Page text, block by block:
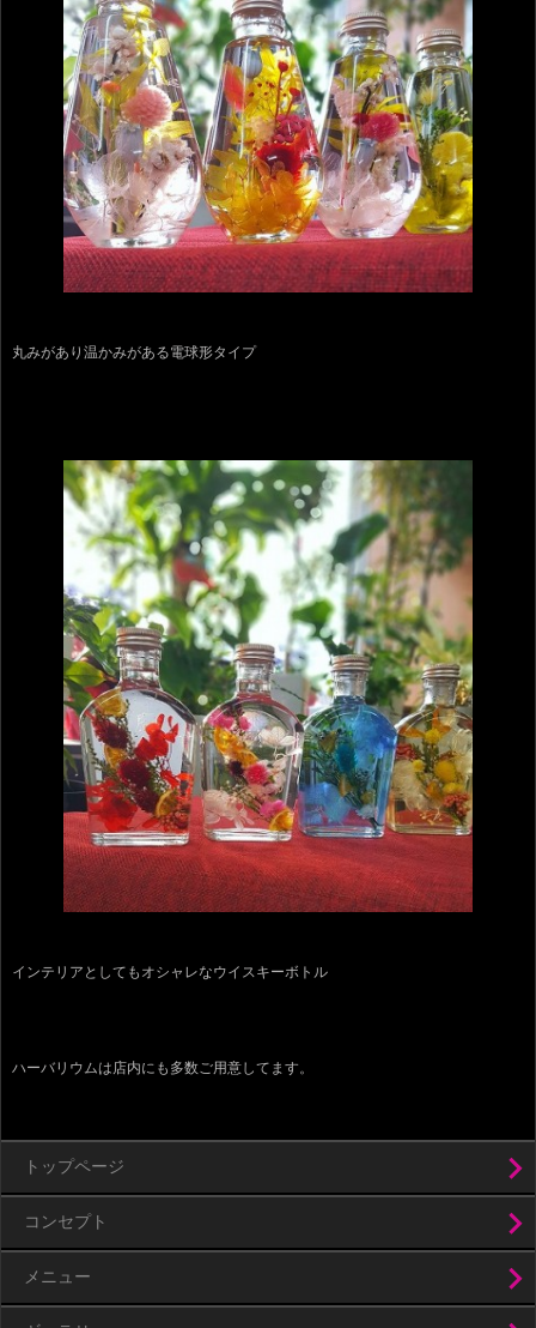
丸みがあり温かみがある電球形タイプ
インテリアとしてもオシャレなウイスキーボトル
ハーバリウムは店内にも多数ご用意してます。
トップページ
コンセプト
メニュー